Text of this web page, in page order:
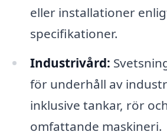
eller installationer
specifikationer.
Industrivård:
för underhåll av
inklusive tankar, rör
omfattande maskineri.